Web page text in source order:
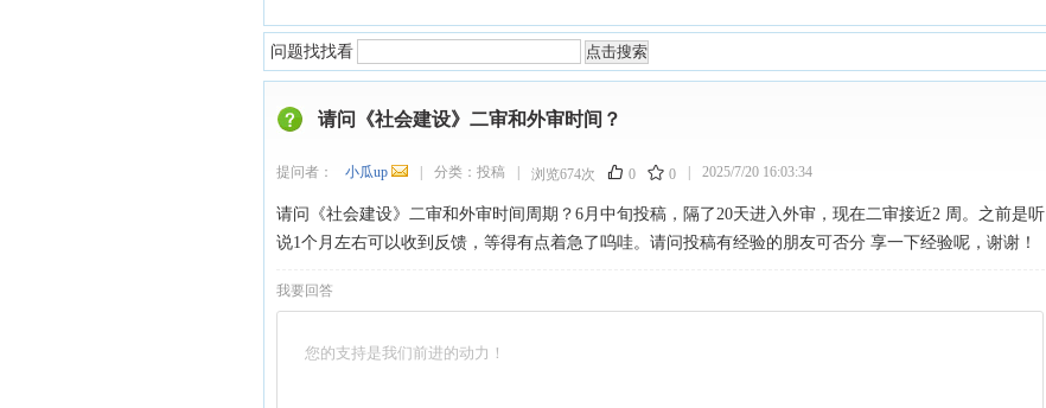
问题找找看
请问《社会建设》二审和外审时间？
提问者： 小瓜up 分类： 投稿 浏览674次 0 0 2025/7/20 16:03:34
请问《社会建设》二审和外审时间周期？6月中旬投稿，隔了20天进入外审，现在二审接近2 周。之前是听
说1个月左右可以收到反馈，等得有点着急了呜哇。请问投稿有经验的朋友可否分 享一下经验呢，谢谢！
我要回答